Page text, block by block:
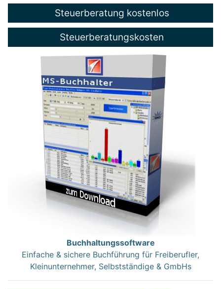
Steuerberatung kostenlos
Steuerberatungskosten
Buchhaltungssoftware
Einfache & sichere Buchführung für Freiberufler,
Kleinunternehmer, Selbstständige & GmbHs